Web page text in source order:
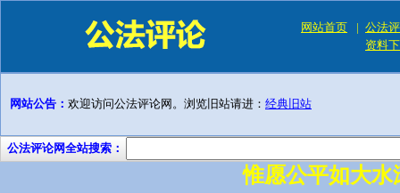
网站首页 | 公法
资料
网站公告： 欢迎访问公法评论网。浏览旧站请进： 经典旧站
公法评论网全站搜索：
惟愿公平如大